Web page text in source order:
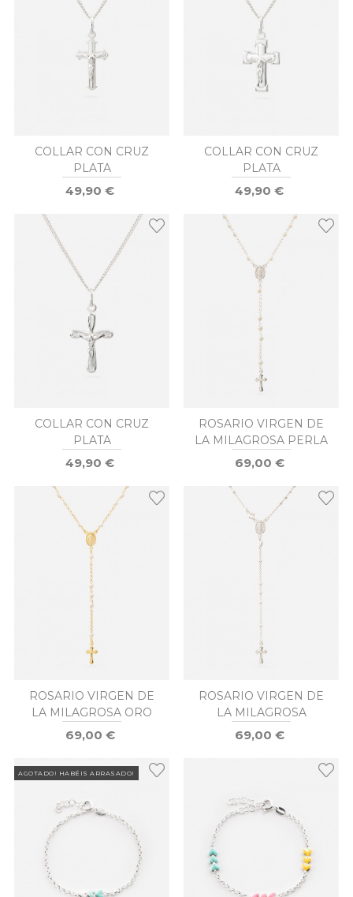
COLLAR CON CRUZ
PLATA
49,90 €
COLLAR CON CRUZ
PLATA
49,90 €
COLLAR CON CRUZ
PLATA
49,90 €
ROSARIO VIRGEN DE
LA MILAGROSA PERLA
69,00 €
ROSARIO VIRGEN DE
LA MILAGROSA ORO
69,00 €
ROSARIO VIRGEN DE
LA MILAGROSA
69,00 €
AGOTADO! HABÉIS ARRASADO!